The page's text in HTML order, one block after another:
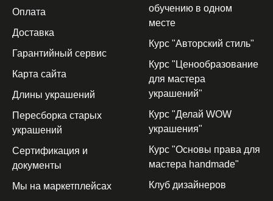
Оплата
Доставка
Гарантийный сервис
Карта сайта
Длины украшений
Пересборка старых
украшений
Сертификация и
документы
Мы на маркетплейсах
обучению в одном
месте
Курс "Авторский стиль"
Курс "Ценообразование
для мастера
украшений"
Курс "Делай WOW
украшения"
Курс "Основы права для
мастера handmade"
Клуб дизайнеров